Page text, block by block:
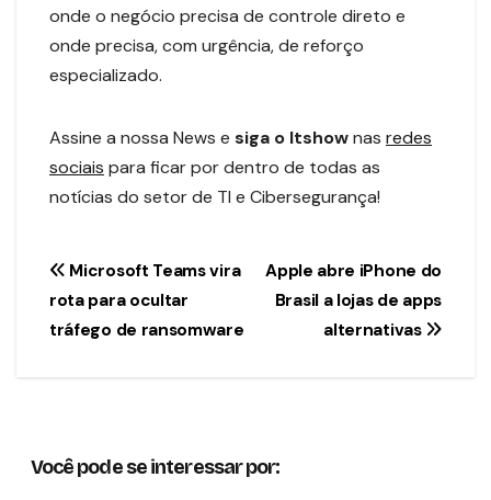
onde o negócio precisa de controle direto e
onde precisa, com urgência, de reforço
especializado.
Assine a nossa News e siga o Itshownas redes
sociais para ficar por dentro de todas as
notícias do setor de TI e Cibersegurança!
Navegação
de
Apple abre iPhone do
Brasil a lojas de apps
alternativas
Microsoft Teams vira
rota para ocultar
tráfego de ransomware
Você pode se interessar por: